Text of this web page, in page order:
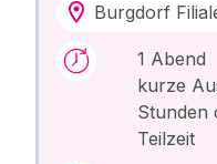
Burgdorf
1 Abend
kurze
Stunden
Teilzeit